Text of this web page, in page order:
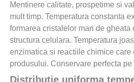
Mentinere calitate, prospetime si
mult timp. Temperatura constanta
formarea cristalelor mari de gheata
structura celulara. Temperatura
enzimatica si reactiile chimice care
produsului. Conservare perfecta pe
Distributie uniforma